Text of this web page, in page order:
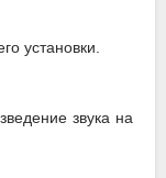
установки.
звука на